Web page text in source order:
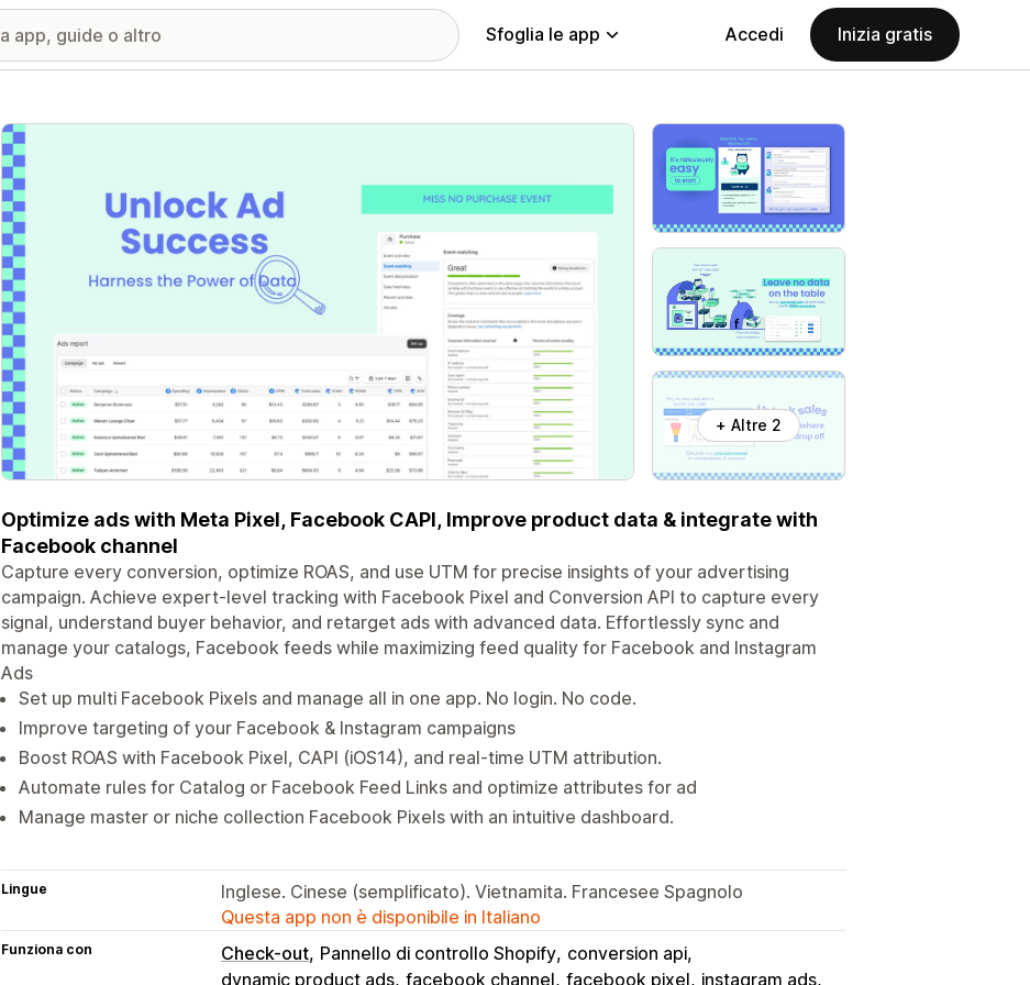
Sfoglia le app Accedi Inizia gratis
Galleria immagini in evidenza
+ Altre 2
Optimize ads with Meta Pixel, Facebook CAPI, Improve product data & integrate with
Facebook channel
Capture every conversion, optimize ROAS, and use UTM for precise insights of your advertising
campaign. Achieve expert-level tracking with Facebook Pixel and Conversion API to capture every
signal, understand buyer behavior, and retarget ads with advanced data. Effortlessly sync and
manage your catalogs, Facebook feeds while maximizing feed quality for Facebook and Instagram
Ads
Set up multi Facebook Pixels and manage all in one app. No login. No code.
Improve targeting of your Facebook & Instagram campaigns
Boost ROAS with Facebook Pixel, CAPI (iOS14), and real-time UTM attribution.
Automate rules for Catalog or Facebook Feed Links and optimize attributes for ad
Manage master or niche collection Facebook Pixels with an intuitive dashboard.
Lingue
Inglese. Cinese (semplificato). Vietnamita. Francesee Spagnolo
Questa app non è disponibile in Italiano
Funziona con Check-out Pannello di controllo Shopify conversion api
dynamic product ads facebook channel facebook pixel instagram ads